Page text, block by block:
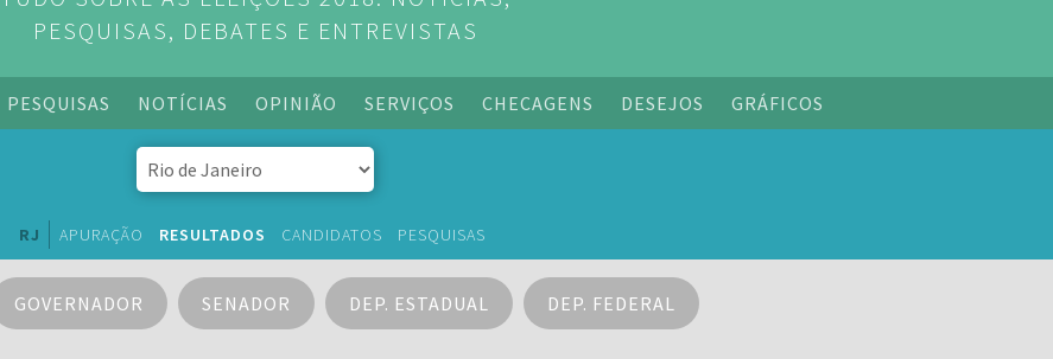
PESQUISAS, DEBATES E ENTREVISTAS
PESQUISAS NOTÍCIAS OPINIÃO SERVIÇOS CHECAGENS DESEJOS GRÁFICOS
RJ APURAÇÃO RESULTADOS CANDIDATOS PESQUISAS
GOVERNADOR SENADOR DEP. ESTADUAL DEP. FEDERAL